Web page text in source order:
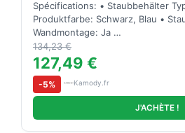
Spécifications: • Staubbehälter
Produktfarbe: Schwarz, Blau •
Wandmontage: Ja …
134,23 €
127,49 €
-5% Kamody.fr
J'ACHÈTE !